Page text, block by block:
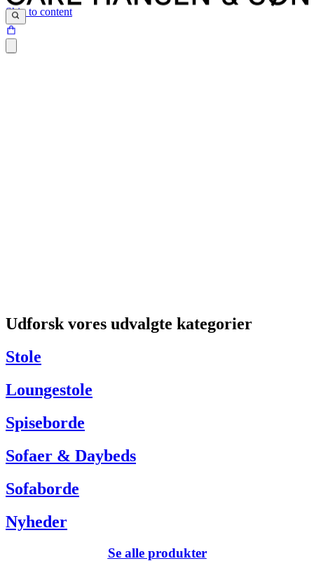
Skip to content
Har du brug for hjælp så kontakt venligst kundeservice via:
Tel +45 63 13 26 72
Udforsk vores udvalgte kategorier
Stole
Loungestole
Spiseborde
Sofaer & Daybeds
Sofaborde
Nyheder
Se alle produkter